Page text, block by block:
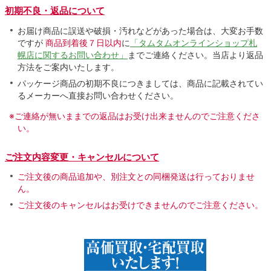
初期不良・返品について
お届け商品に誤送や破損・汚れなどがあった場合は、大変お手数
ですが 商品到着後７日以内に 「タムタムオンラインショップ札
幌店に関するお問い合わせ」
までご連絡ください。当店より返品
方法をご案内いたします。
パッケージ商品の初期不良につきましては、商品に記載されてい
るメーカーへ直接お問い合わせください。
※ご連絡が無いままでの返品はお受け出来ませんのでご注意くださ
い。
ご注文内容変更・キャンセルについて
ご注文後の商品追加や、別注文との同梱発送は行っておりませ
ん。
ご注文後のキャンセルはお受けできませんのでご注意ください。